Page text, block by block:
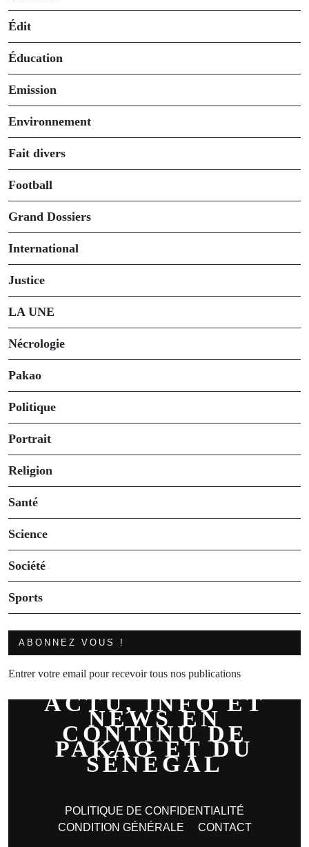
Édit
Éducation
Emission
Environnement
Fait divers
Football
Grand Dossiers
International
Justice
LA UNE
Nécrologie
Pakao
Politique
Portrait
Religion
Santé
Science
Société
Sports
ABONNEZ VOUS !
Entrer votre email pour recevoir tous nos publications
ACTU, INFO ET
NEWS EN
CONTINU DE
PAKAO ET DU
SÉNÉGAL
POLITIQUE DE CONFIDENTIALITÉ
CONDITION GÉNÉRALE
CONTACT